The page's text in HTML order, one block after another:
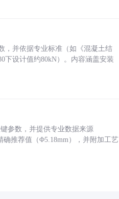
，并依据专业标准（如《混凝土结
下设计值约80kN）。内容涵盖安装
参数，并提供专业数据来源
确推荐值（Φ5.18mm），并附加工艺